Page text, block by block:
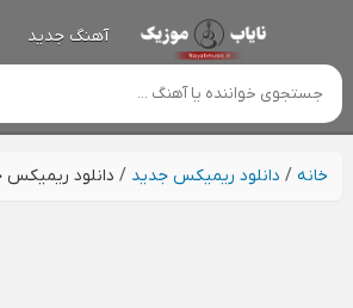
آهنگ جدید
خانه/ دانلود ریمیکس جدید / دانلود ریمیکس